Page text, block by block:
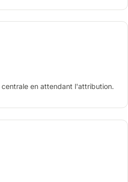
en attendant l'attribution.